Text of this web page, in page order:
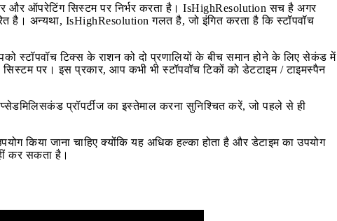
और ऑपरेटिंग सिस्टम पर निर्भर करता है। IsHighResolution सच है अगर
है। अन्यथा, IsHighResolution गलत है, जो इंगित करता है कि स्टॉपवॉच
स्टॉपवॉच टिक्स के राशन को दो प्रणालियों के बीच समान होने के लिए सेकंड में
पर। इस प्रकार, आप कभी भी स्टॉपवॉच टिकों को डेटटाइम / टाइमस्पैन
प्रॉपर्टीज का इस्तेमाल करना सुनिश्चित करें, जो पहले से ही
किया जाना चाहिए क्योंकि यह अधिक हल्का होता है और डेटाइम का उपयोग
कर सकता है।